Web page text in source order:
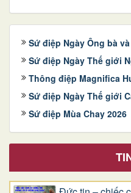
Sứ điệp Ngày Ông bà
Sứ điệp Ngày Thế giới
Thông điệp Magnifica
Sứ điệp Ngày Thế giới
Sứ điệp Mùa Chay 2026